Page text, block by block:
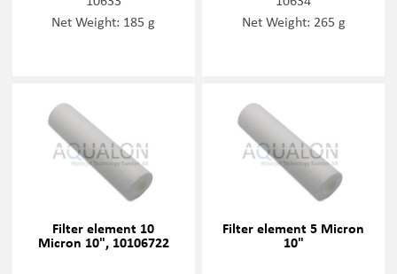
Net Weight: 185 g
Net Weight: 265 g
Filter element 10
Micron 10", 10106722
Filter element 5 Micron
10"